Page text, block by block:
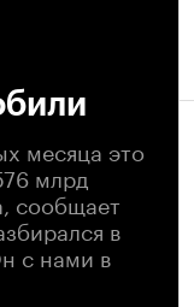
месяца это
млрд
сообщает
в
с нами в